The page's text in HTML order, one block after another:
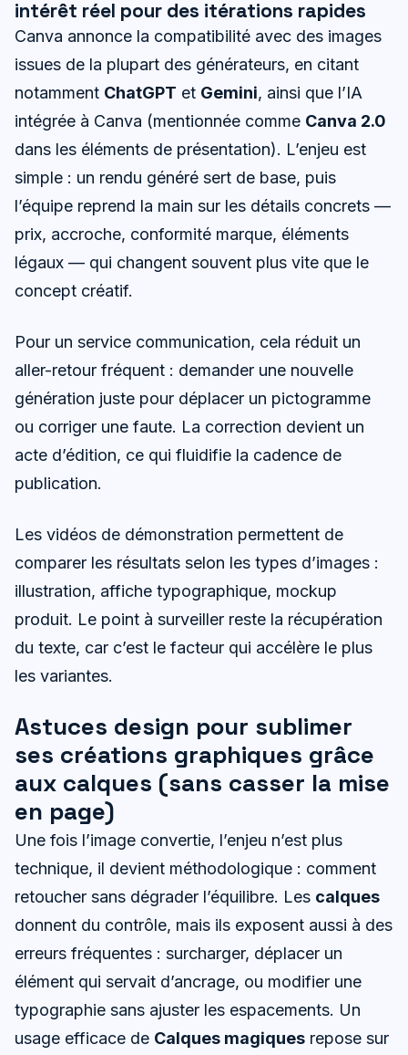
intérêt réel pour des itérations rapides
Canva annonce la compatibilité avec des images
issues de la plupart des générateurs, en citant
notamment ChatGPT et Gemini, ainsi que l’IA
intégrée à Canva (mentionnée comme Canva 2.0
dans les éléments de présentation). L’enjeu est
simple : un rendu généré sert de base, puis
l’équipe reprend la main sur les détails concrets —
prix, accroche, conformité marque, éléments
légaux — qui changent souvent plus vite que le
concept créatif.
Pour un service communication, cela réduit un
aller-retour fréquent : demander une nouvelle
génération juste pour déplacer un pictogramme
ou corriger une faute. La correction devient un
acte d’édition, ce qui fluidifie la cadence de
publication.
Les vidéos de démonstration permettent de
comparer les résultats selon les types d’images :
illustration, affiche typographique, mockup
produit. Le point à surveiller reste la récupération
du texte, car c’est le facteur qui accélère le plus
les variantes.
Astuces design pour sublimer
ses créations graphiques grâce
aux calques (sans casser la mise
en page)
Une fois l’image convertie, l’enjeu n’est plus
technique, il devient méthodologique : comment
retoucher sans dégrader l’équilibre. Les calques
donnent du contrôle, mais ils exposent aussi à des
erreurs fréquentes : surcharger, déplacer un
élément qui servait d’ancrage, ou modifier une
typographie sans ajuster les espacements. Un
usage efficace de Calques magiques repose sur